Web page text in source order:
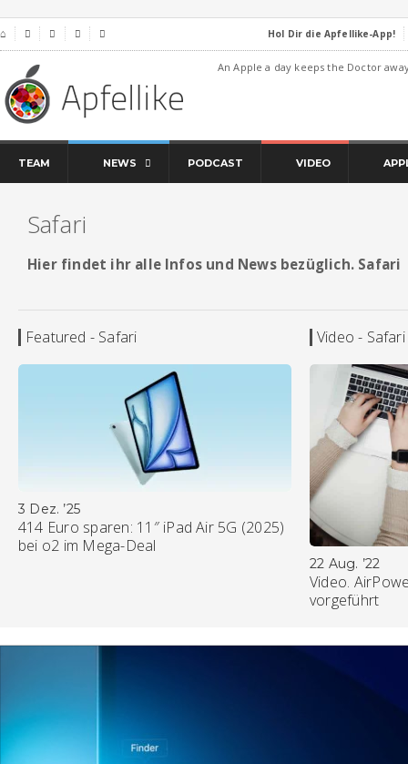
⌂     Hol Dir die Apfellike-App!
An Apple a day keeps the Doctor
TEAM NEWS PODCAST VIDEO
Safari
Hier findet ihr alle Infos und News bezüglich. Safari
Featured - Safari
3 Dez. ’25
414 Euro sparen: 11″ iPad Air 5G (2025)
bei o2 im Mega-Deal
Video - Safari
22 Aug. ’22
Video.
vorgeführt